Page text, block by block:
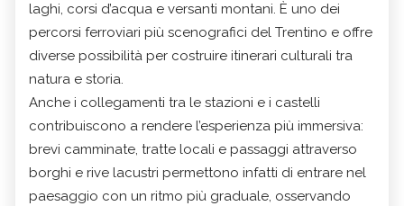
laghi, corsi d’acqua e versanti montani. È uno dei
percorsi ferroviari più scenografici del Trentino e offre
diverse possibilità per costruire itinerari culturali tra
natura e storia.
Anche i collegamenti tra le stazioni e i castelli
contribuiscono a rendere l’esperienza più immersiva:
brevi camminate, tratte locali e passaggi attraverso
borghi e rive lacustri permettono infatti di entrare nel
paesaggio con un ritmo più graduale, osservando